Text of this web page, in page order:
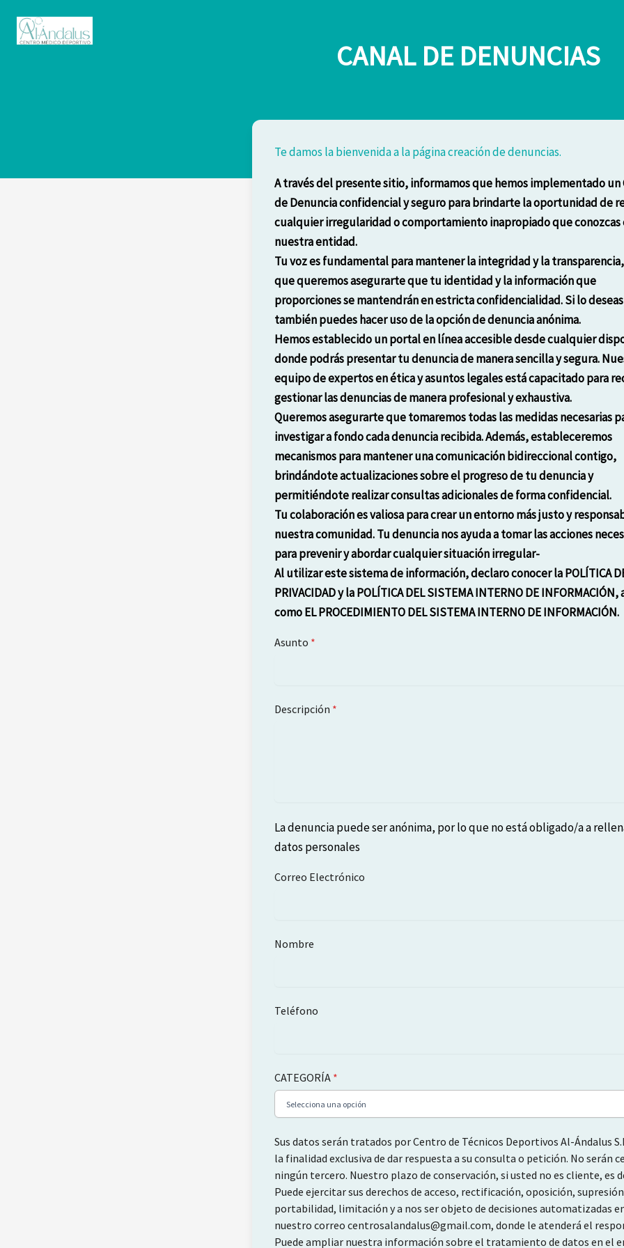
CANAL DE DENUNCIAS
Te damos la bienvenida a la página creación de denuncias.
A través del presente sitio, informamos que hemos implementado un
de Denuncia confidencial y seguro para brindarte la oportunidad de
cualquier irregularidad o comportamiento inapropiado que conozcas
nuestra entidad.
Tu voz es fundamental para mantener la integridad y la
que queremos asegurarte que tu identidad y la información que
proporciones se mantendrán en estricta confidencialidad. Si lo
también puedes hacer uso de la opción de denuncia anónima.
Hemos establecido un portal en línea accesible desde cualquier
donde podrás presentar tu denuncia de manera sencilla y segura.
equipo de expertos en ética y asuntos legales está capacitado para
gestionar las denuncias de manera profesional y exhaustiva.
Queremos asegurarte que tomaremos todas las medidas necesarias
investigar a fondo cada denuncia recibida. Además, estableceremos
mecanismos para mantener una comunicación bidireccional contigo,
brindándote actualizaciones sobre el progreso de tu denuncia y
permitiéndote realizar consultas adicionales de forma confidencial.
Tu colaboración es valiosa para crear un entorno más justo y
nuestra comunidad. Tu denuncia nos ayuda a tomar las acciones
para prevenir y abordar cualquier situación irregular-
Al utilizar este sistema de información, declaro conocer la POLÍTICA
PRIVACIDAD y la POLÍTICA DEL SISTEMA INTERNO DE INFORMACIÓN,
como EL PROCEDIMIENTO DEL SISTEMA INTERNO DE INFORMACIÓN.
Asunto *
Descripción *
La denuncia puede ser anónima, por lo que no está obligado/a a
datos personales
Correo Electrónico
Nombre
Teléfono
CATEGORÍA *
Sus datos serán tratados por Centro de Técnicos Deportivos Al-Ándalus
la finalidad exclusiva de dar respuesta a su consulta o petición. No serán
ningún tercero. Nuestro plazo de conservación, si usted no es cliente, es
Puede ejercitar sus derechos de acceso, rectificación, oposición,
portabilidad, limitación y a nos ser objeto de decisiones automatizadas
nuestro correo centrosalandalus@gmail.com, donde le atenderá el
Puede ampliar nuestra información sobre el tratamiento de datos en el